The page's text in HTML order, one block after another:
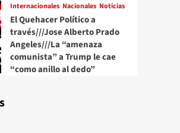
Internacionales Nacionales Noticias
El Quehacer Político a
través///Jose Alberto Prado
Angeles///La “amenaza
comunista” a Trump le cae
“como anillo al dedo”